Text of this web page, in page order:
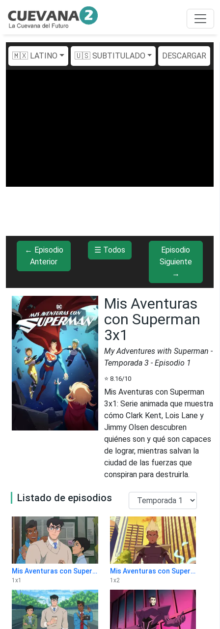
🇲🇽 LATINO 🇺🇸 SUBTITULADO DESCARGAR
← Episodio
Anterior
☰ Todos
Episodio
Siguiente
→
Mis Aventuras
con Superman
3x1
My Adventures with Superman -
Temporada 3 - Episodio 1
⭐ 8.16/10
Mis Aventuras con Superman
3x1: Serie animada que muestra
cómo Clark Kent, Lois Lane y
Jimmy Olsen descubren
quiénes son y qué son capaces
de lograr, mientras salvan la
ciudad de las fuerzas que
conspiran para destruirla.
Listado de episodios
Mis Aventuras con Superman 1x1
1 x1
Mis Aventuras con Superman 1x2
1 x2